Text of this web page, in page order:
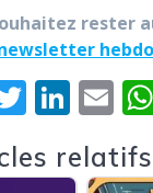
rester
T
w
itt
Li
n
k
E
m
ai